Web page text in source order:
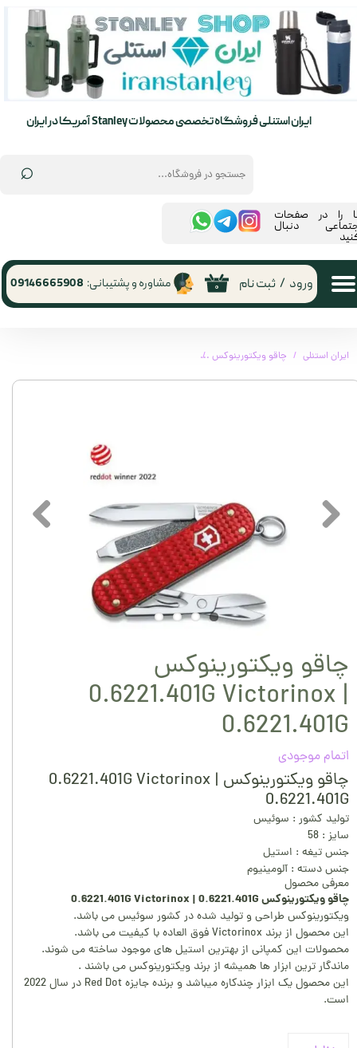
⌕
ایران استنلی فروشگاه تخصصی محصولات Stanley آمریکا در ایران
۰ ورود / ثبت نام
حساب کاربری من
تغییر گذر واژه
مشاوره و پشتیبانی: 09146665908
را در صفحات
دنبال
ایران استنلی چاقو ویکتورینوکس
چاقو ویکتورینوکس
0.6221.401G Victorinox |
0.6221.401G
اتمام موجودی
چاقو ویکتورینوکس 0.6221.401G Victorinox |
0.6221.401G
تولید کشور : سوئیس
سایز : 58
جنس تیغه : استیل
جنس دسته : آلومینیوم
معرفی محصول
چاقو ویکتورینوکس 0.6221.401G Victorinox | 0.6221.401G
ویکتورینوکس طراحی و تولید شده در کشور سوئیس می باشد.
این محصول از برند Victorinox فوق العاده با کیفیت می باشد.
محصولات این کمپانی از بهترین استیل های موجود ساخته می شوند.
ماندگار ترین ابزار ها همیشه از برند ویکتورینوکس می باشند .
این محصول یک ابزار چندکاره میباشد و برنده جایزه Red Dot در سال 2022
است.